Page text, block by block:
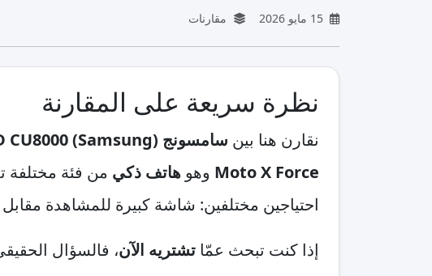
مقارنات
نظرة سريعة على المقارنة
نقارن هنا بين سامسونج (Samsung) Crystal UHD CU8000
Moto X Force وهو هاتف ذكي من فئة مختلفة
احتياجين مختلفين: شاشة كبيرة للمشاهدة
إذا كنت تبحث عمّا تشتريه الآن، فالسؤال